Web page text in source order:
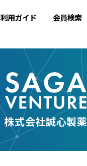
利用ガイド 会員検索
株式会社誠心製薬